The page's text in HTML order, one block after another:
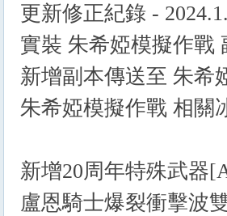
更新修正紀錄 -
實裝 朱希婭模擬作戰
新增副本傳送至 朱希
朱希婭模擬作戰 相關
新增20周年特殊武器
盧恩騎士爆裂衝擊波